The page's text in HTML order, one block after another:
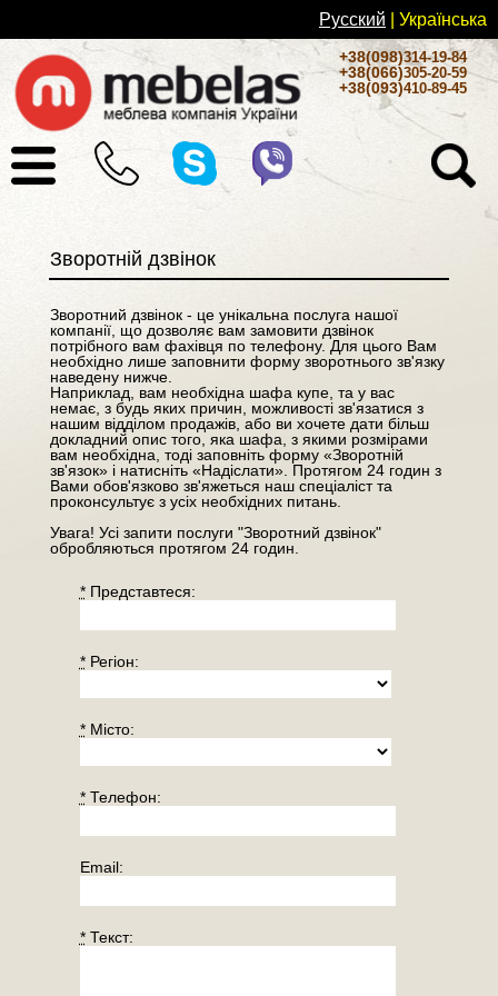
Русский | Українськa
+38(098)314-19-84
+38(066)305-20-59
+38(093)410-89-45
Зворотній дзвінок
Зворотний дзвінок - це унікальна послуга нашої
компанії, що дозволяє вам замовити дзвінок
потрібного вам фахівця по телефону. Для цього Вам
необхідно лише заповнити форму зворотнього зв'язку
наведену нижче.
Наприклад, вам необхідна шафа купе, та у вас
немає, з будь яких причин, можливості зв'язатися з
нашим відділом продажів, або ви хочете дати більш
докладний опис того, яка шафа, з якими розмірами
вам необхідна, тоді заповніть форму «Зворотній
зв'язок» і натисніть «Надіслати». Протягом 24 годин з
Вами обов'язково зв'яжеться наш спеціаліст та
проконсультує з усіх необхідних питань.
Увага! Усі запити послуги "Зворотний дзвінок"
обробляються протягом 24 годин.
*Представтеся:
*Регiон:
*Місто:
*Телефон:
Email:
*Текст: